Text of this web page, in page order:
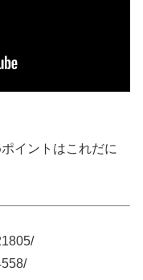
イントはこれだに